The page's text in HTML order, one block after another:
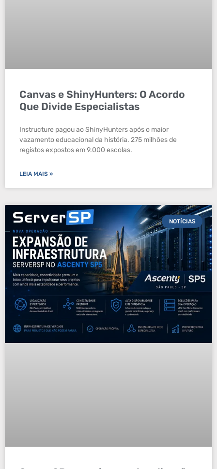
Canvas e ShinyHunters: O Acordo
Que Divide Especialistas
Instructure pagou ao ShinyHunters após o maior
vazamento educacional da história. 275 milhões de
registos expostos em 9.000 escolas.
LEIA MAIS »
NOTÍCIAS